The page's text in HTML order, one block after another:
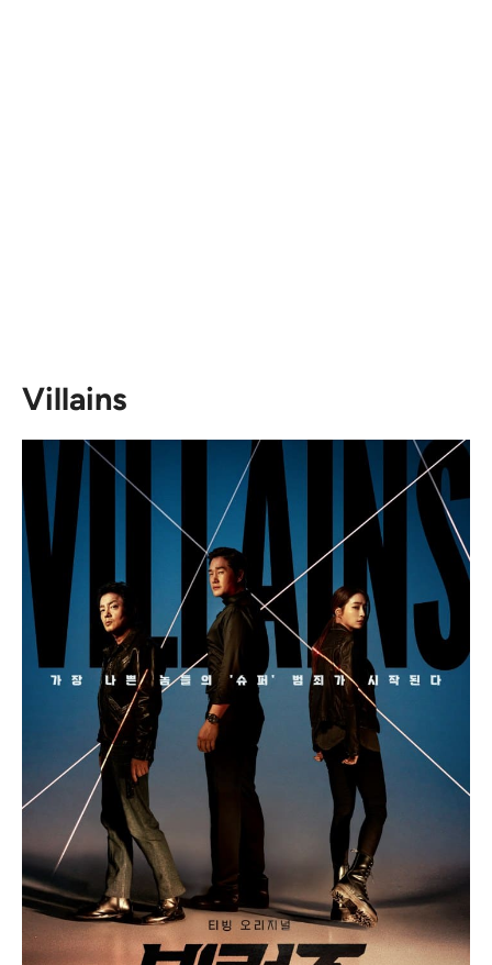
Villains